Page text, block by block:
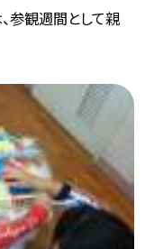
参観週間として親